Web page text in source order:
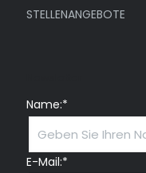
STELLENANGEBOTE
Name:*
E-Mail:*